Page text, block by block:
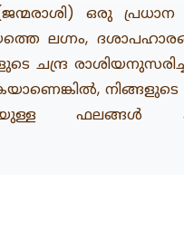
ഒരു പ്രധാന
ലഗ്നം,
ചന്ദ്ര
നിങ്ങളുടെ
ഫലങ്ങൾ